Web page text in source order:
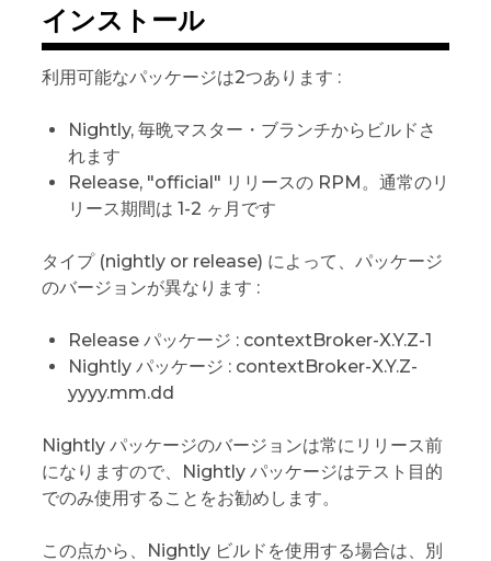
インストール
利用可能なパッケージは2つあります :
Nightly, 毎晩マスター・ブランチからビルドさ
れます
Release, "official" リリースの RPM。通常のリ
リース期間は 1-2 ヶ月です
タイプ (nightly or release) によって、パッケージ
のバージョンが異なります :
Release パッケージ : contextBroker-X.Y.Z-1
Nightly パッケージ : contextBroker-X.Y.Z-
yyyy.mm.dd
Nightly パッケージのバージョンは常にリリース前
になりますので、Nightly パッケージはテスト目的
でのみ使用することをお勧めします。
この点から、Nightly ビルドを使用する場合は、別